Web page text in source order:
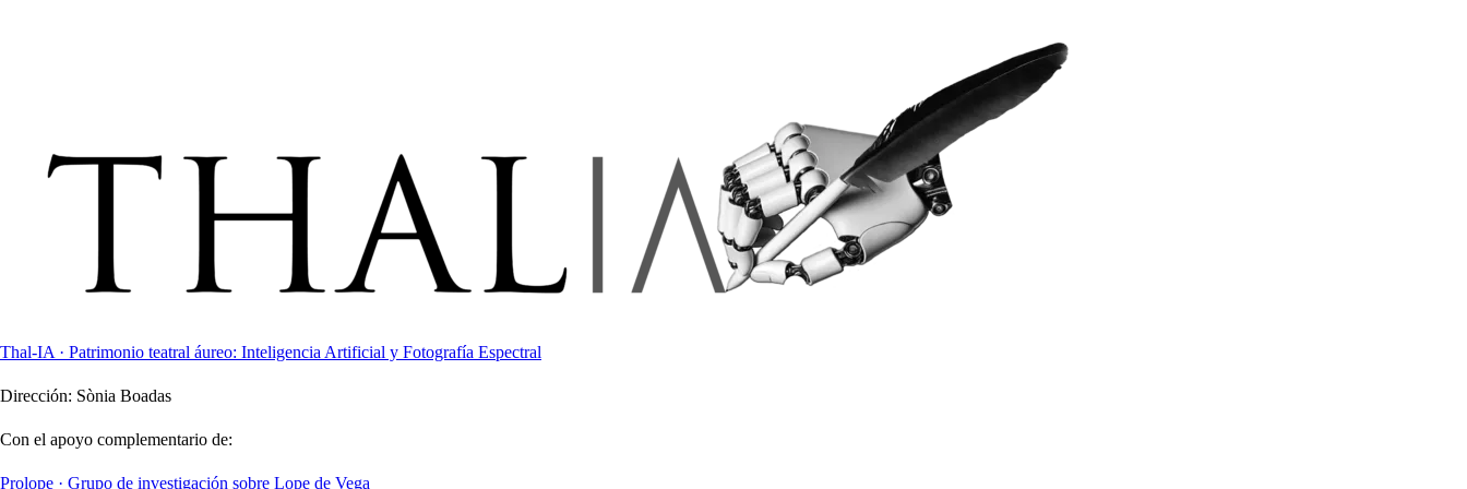
Thal-IA · Patrimonio teatral áureo: Inteligencia Artificial y Fotografía Espectral
Dirección: Sònia Boadas
Con el apoyo complementario de:
Prolope · Grupo de investigación sobre Lope de Vega